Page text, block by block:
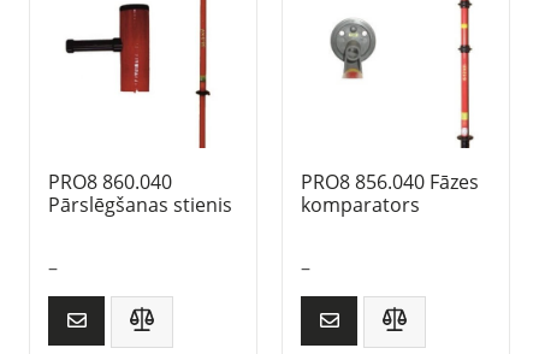
PRO8 860.040
Pārslēgšanas stienis
–
PRO8 856.040 Fāzes
komparators
–